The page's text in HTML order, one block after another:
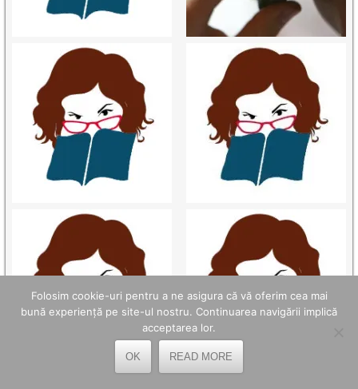
Folosim cookie-uri pentru a ne asigura că vă oferim cea mai
bună experiență pe site-ul nostru. Continuarea navigării implică
acceptarea lor.
OK READ MORE